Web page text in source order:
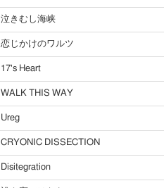
泣きむし海峡
恋じかけのワルツ
17's Heart
WALK THIS WAY
Ureg
CRYONIC DISSECTION
Disitegration